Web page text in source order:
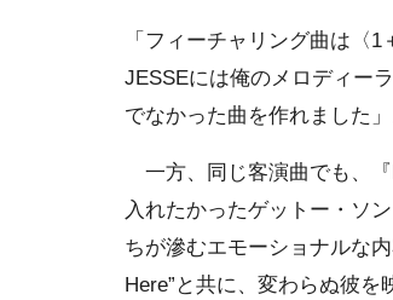
「フィーチャリング曲は〈
JESSEには俺のメロディー
でなかった曲を作れました」
一方、同じ客演曲でも、『
入れたかったゲットー・ソ
ちが滲むエモーショナルな
Here”と共に、変わらぬ彼を